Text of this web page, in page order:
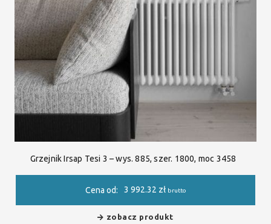
Grzejnik Irsap Tesi 3 – wys. 885, szer. 1800, moc 3458
Cena od: 3 992.32 zł brutto
zobacz produkt